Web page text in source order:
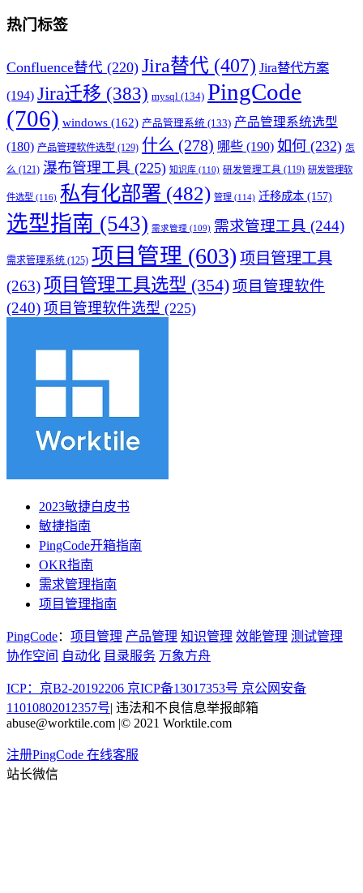
热门标签
Confluence替代 (220) Jira替代 (407) Jira替代方案
(194) Jira迁移 (383) mysql (134) PingCode
(706) windows (162) 产品管理系统 (133) 产品管理系统选型
(180) 产品管理软件选型 (129) 什么 (278) 哪些 (190) 如何 (232) 怎
么 (121) 瀑布管理工具 (225) 知识库 (110) 研发管理工具 (119) 研发管理软
件选型 (116) 私有化部署 (482) 管理 (114) 迁移成本 (157)
选型指南 (543) 需求管理 (109) 需求管理工具 (244)
需求管理系统 (125) 项目管理 (603) 项目管理工具
(263)项目管理工具选型 (354) 项目管理软件
(240) 项目管理软件选型 (225)
2023敏捷白皮书
敏捷指南
PingCode开箱指南
OKR指南
需求管理指南
项目管理指南
PingCode： 项目管理 产品管理 知识管理 效能管理 测试管理
协作空间 自动化 目录服务 万象方舟
ICP：京B2-20192206 京ICP备13017353号 京公网安备
11010802012357号| 违法和不良信息举报邮箱
abuse@worktile.com |© 2021 Worktile.com
注册PingCode 在线客服
站长微信